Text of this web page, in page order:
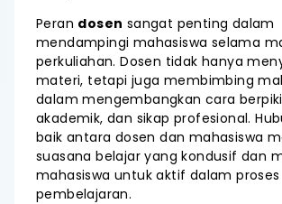
Peran dosen sangat penting dalam
mendampingi mahasiswa selama
perkuliahan. Dosen tidak hanya
materi, tetapi juga membimbing
dalam mengembangkan cara
akademik, dan sikap profesional.
baik antara dosen dan mahasiswa
suasana belajar yang kondusif dan
mahasiswa untuk aktif dalam proses
pembelajaran.